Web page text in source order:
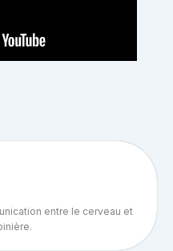
entre le cerveau et